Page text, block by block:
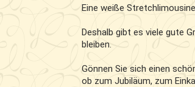
Eine weiße
Deshalb gibt es viele gute
bleiben.
Gönnen Sie sich einen
ob zum Jubiläum, zum